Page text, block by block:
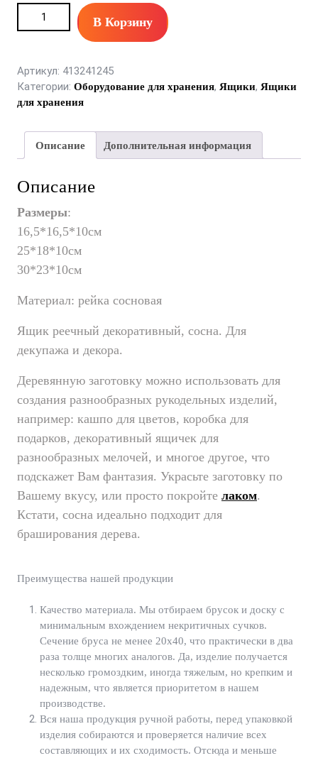
Ящик реечный декоративный Деко quantity
В Корзину
Артикул: 413241245
Категории: Оборудование для хранения, Ящики, Ящики
для хранения
Описание Дополнительная информация
Описание
Размеры:
16,5*16,5*10см
25*18*10см
30*23*10см
Материал: рейка сосновая
Ящик реечный декоративный, сосна. Для
декупажа и декора.
Деревянную заготовку можно использовать для
создания разнообразных рукодельных изделий,
например: кашпо для цветов, коробка для
подарков, декоративный ящичек для
разнообразных мелочей, и многое другое, что
подскажет Вам фантазия. Украсьте заготовку по
Вашему вкусу, или просто покройте лаком.
Кстати, сосна идеально подходит для
браширования дерева.
Преимущества нашей продукции
Качество материала. Мы отбираем брусок и доску с
минимальным вхождением некритичных сучков.
Сечение бруса не менее 20х40, что практически в два
раза толще многих аналогов. Да, изделие получается
несколько громоздким, иногда тяжелым, но крепким и
надежным, что является приоритетом в нашем
производстве.
Вся наша продукция ручной работы, перед упаковкой
изделия собираются и проверяется наличие всех
составляющих и их сходимость. Отсюда и меньше